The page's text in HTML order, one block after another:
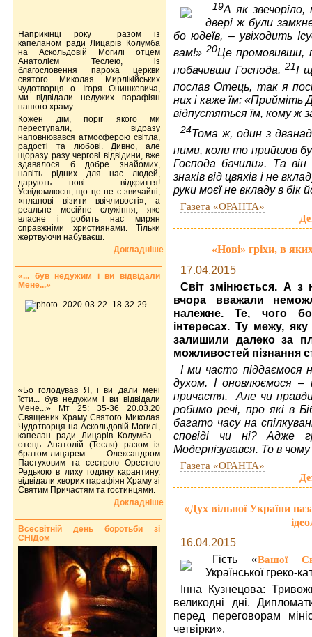
19А як
две­рі ж були
бо юдеїв, – увіходить
вам!»20Це промовивши,
по­бачивши Господа.21І
послав Отець, так я
них і каже їм: «Прийміть
відпустяться їм, кому
24Тома ж, один з
ними, коли то прийшов
Господа бачили». Та
знаків від цвяхів і не
руки моєї не вкладу в бік
Газета «ОРАНТА»
«Нові» гріхи, в
17.04.2015
Світ змінюється. А
вчора вважали
належне. Те, чого
інтересах. Ту межу,
залишили далеко за
можливостей пізнання
І ми часто піддаємося
духом. І оновлюємося –
причастя. Але чи
робимо речі, про які в
багато часу на
сповіді чи ні? Адже
Модернізувався. То в
Газета «ОРАНТА»
«Дух вільної України
16.04.2015
Гість «Вашої
Української греко-
Інна Кузнецова:
великодні дні.
перед переговорам
четвірки».
Наприкінці року разом із
капеланом ради Лицарів Колумба
на Аскольдовій Могилі отцем
Анатолієм Теслею, із
благословення пароха церкви
святого Миколая Мирлікійських
чудотворця о. Ігоря Онишкевича,
ми відвідали недужих парафіян
нашого храму.
Кожен дім, поріг якого ми
переступали, відразу
наповнювався атмосферою світла,
радості та любові. Дивно, але
щоразу разу чергові відвідини, вже
здавалося б добре знайомих,
навіть рідних для нас людей,
дарують нові відкриття!
Усвідомлюєш, що це не є звичайні,
«планові візити ввічливості», а
реальне месійне служіння, яке
власне і робить нас мирян
справжніми християнами. Тільки
жертвуючи набуваєш.
Докладніше
«... був недужим і ви відвідали
Мене...»
«Бо голодував Я, і ви дали мені
їсти... був недужим і ви відвідали
Мене...» Мт 25: 35-36 20.03.20
Священик Храму Святого Миколая
Чудотворця на Аскольдовій Могилі,
капелан ради Лицарів Колумба -
отець Анатолій (Тесля) разом із
братом-лицарем Олександром
Пастуховим та сестрою Орестою
Редькою в лиху годину карантину,
відвідали хворих парафіян Храму зі
Святим Причастям та гостинцями.
Докладніше
Всесвітній день боротьби зі
СНІДом